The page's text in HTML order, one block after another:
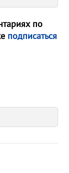
по
подписаться